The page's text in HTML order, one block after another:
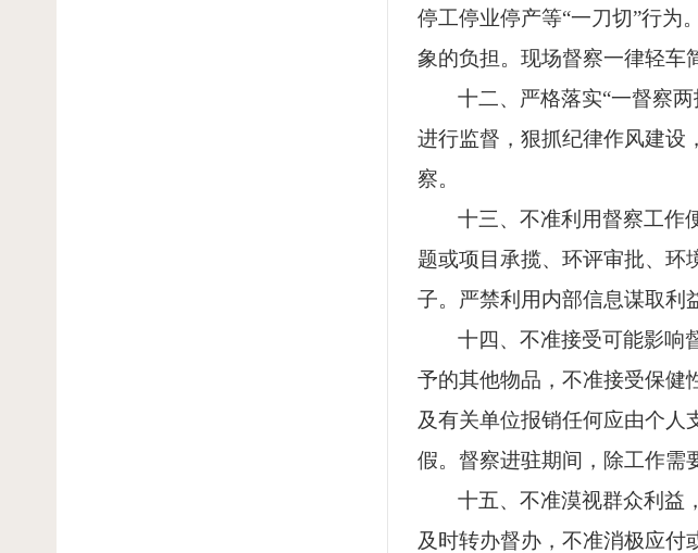
停工停业停产等“一刀切”行为
象的负担。现场督察一律轻车
十二、严格落实“一督察
进行监督，狠抓纪律作风建设
察。
十三、不准利用督察工作
题或项目承揽、环评审批、环
子。严禁利用内部信息谋取利
十四、不准接受可能影响
予的其他物品，不准接受保健
及有关单位报销任何应由个人
假。督察进驻期间，除工作需
十五、不准漠视群众利益
及时转办督办，不准消极应付